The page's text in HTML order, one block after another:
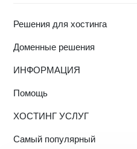
Решения для хостинга
Доменные решения
ИНФОРМАЦИЯ
Помощь
ХОСТИНГ УСЛУГ
Самый популярный